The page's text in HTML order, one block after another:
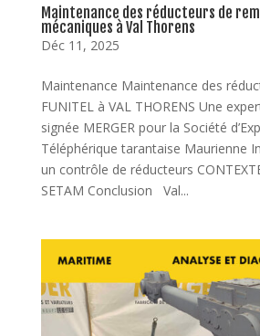
Maintenance des réducteurs de
mécaniques à Val Thorens
Déc 11, 2025
Maintenance Maintenance des
FUNITEL à VAL THORENS Une
signée MERGER pour la Société
Téléphérique tarantaise Maurienne
un contrôle de réducteurs
SETAM Conclusion Val...